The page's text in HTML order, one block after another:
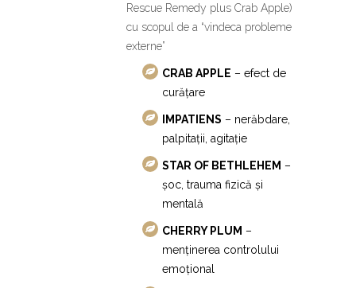
Rescue Remedy plus Crab Apple)
cu scopul de a “vindeca probleme
externe”
CRAB APPLE – efect de
curățare
IMPATIENS – nerăbdare,
palpitații, agitație
STAR OF BETHLEHEM –
șoc, trauma fizică și
mentală
CHERRY PLUM –
menținerea controlului
emoțional